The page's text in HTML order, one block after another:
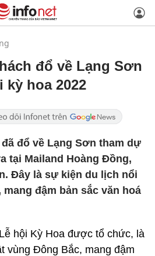
đổ về Lạng Sơn
kỳ hoa 2022
đổ về Lạng Sơn tham dự
tại Mailand Hoàng Đồng,
Đây là sự kiện du lịch nổi
đậm bản sắc văn hoá
hội Kỳ Hoa được tổ chức, là
vùng Đông Bắc, mang đậm